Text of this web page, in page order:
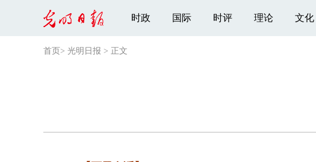
时政 国际 时评 理论 文化
首页 > 光明日报 > 正文